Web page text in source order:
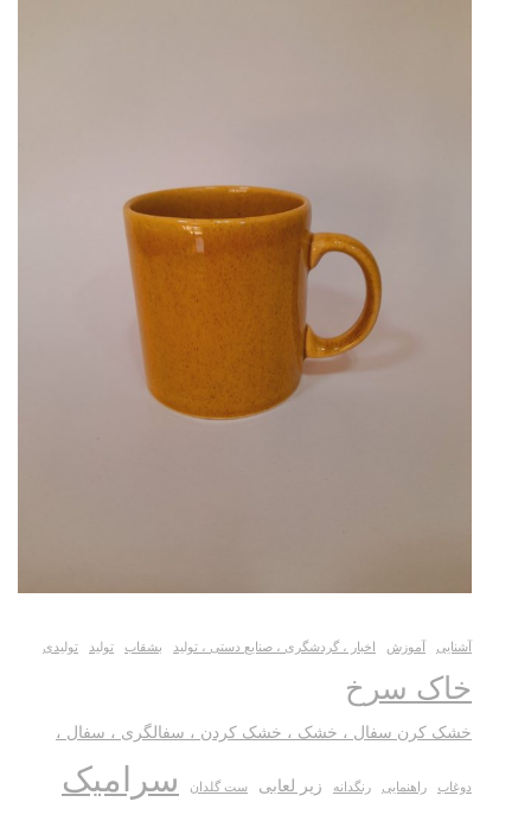
آشنایی آموزش اخبار ، گردشگری ، صنایع دستی ، تولید بشقاب تولید تولیدی
خاک سرخ
خشک کرن سفال ، خشک ، خشک کردن ، سفالگری ، سفال ،
دوغاب راهنمایی رنگدانه زیر لعابی ست گلدان سرامیک